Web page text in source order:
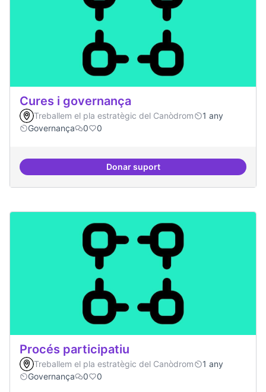
Cures i governança
Treballem el pla estratègic del Canòdrom
1 any
Governança
0 0
Donar suportCures i governança
Procés participatiu
Treballem el pla estratègic del Canòdrom
1 any
Governança
0 0